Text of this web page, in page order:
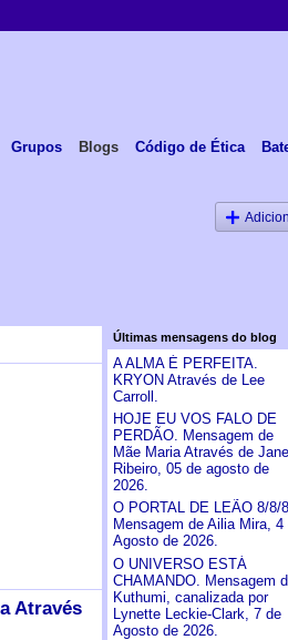
Grupos Blogs Código de Ética
Através
Últimas mensagens do blog
A ALMA É PERFEITA.
KRYON Através de Lee
Carroll.
HOJE EU VOS FALO DE
PERDÃO. Mensagem de
Mãe Maria Através de Jane
Ribeiro, 05 de agosto de
2026.
O PORTAL DE LEÃO 8/8/
Mensagem de Ailia Mira, 4
Agosto de 2026.
O UNIVERSO ESTÁ
CHAMANDO. Mensagem
Kuthumi, canalizada por
Lynette Leckie-Clark, 7 de
Agosto de 2026.